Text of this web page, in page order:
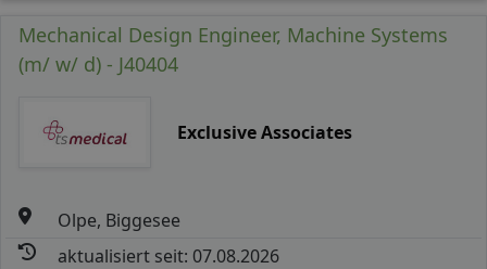
Mechanical Design Engineer, Machine Systems
(m/ w/ d) - J40404
Exclusive Associates
Olpe, Biggesee
aktualisiert seit: 07.08.2026